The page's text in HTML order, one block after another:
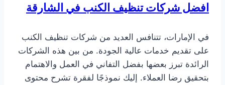
افضل شركات تنظيف الكنب في الشارقة
في الإمارات، تتنافس العديد من شركات تنظيف الكنب
على تقديم خدمات عالية الجودة. من بين هذه الشركات
الرائدة تبرز بعضها بفضل التفاني في العمل والاهتمام
بتحقيق رضا العملاء. إليك نموذجًا لفقرة تشرح محتوى